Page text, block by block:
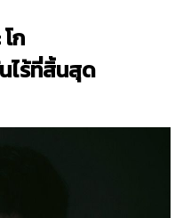
ก
ไร้ที่สิ้นสุด